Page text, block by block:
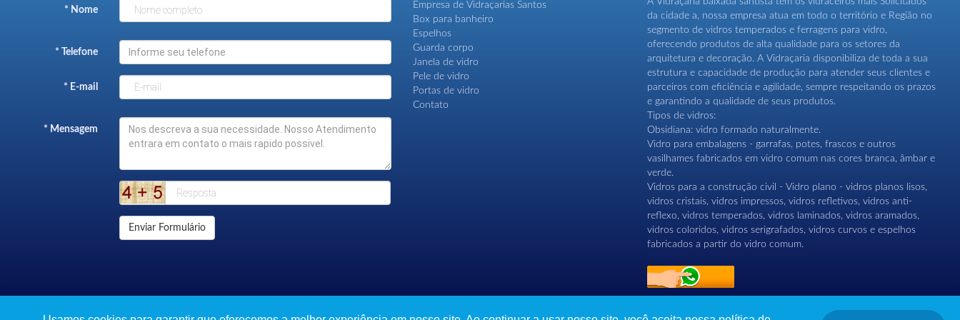
* Nome
* Telefone
* E-mail
* Mensagem
Enviar Formulário
Empresa de Vidraçarias Santos
Box para banheiro
Espelhos
Guarda corpo
Janela de vidro
Pele de vidro
Portas de vidro
Contato
da cidade a, nossa empresa atua em todo o território e Região no
segmento de vidros temperados e ferragens para vidro,
oferecendo produtos de alta qualidade para os setores da
arquitetura e decoração. A Vidraçaria disponibiliza de toda a sua
estrutura e capacidade de produção para atender seus clientes e
parceiros com eficiência e agilidade, sempre respeitando os prazos
e garantindo a qualidade de seus produtos.
Tipos de vidros:
Obsidiana: vidro formado naturalmente.
Vidro para embalagens - garrafas, potes, frascos e outros
vasilhames fabricados em vidro comum nas cores branca, âmbar e
verde.
Vidros para a construção civil - Vidro plano - vidros planos lisos,
vidros cristais, vidros impressos, vidros refletivos, vidros anti-
reflexo, vidros temperados, vidros laminados, vidros aramados,
vidros coloridos, vidros serigrafados, vidros curvos e espelhos
fabricados a partir do vidro comum.